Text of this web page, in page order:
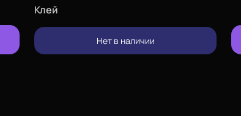
Клей
Нет в наличии
позвонить